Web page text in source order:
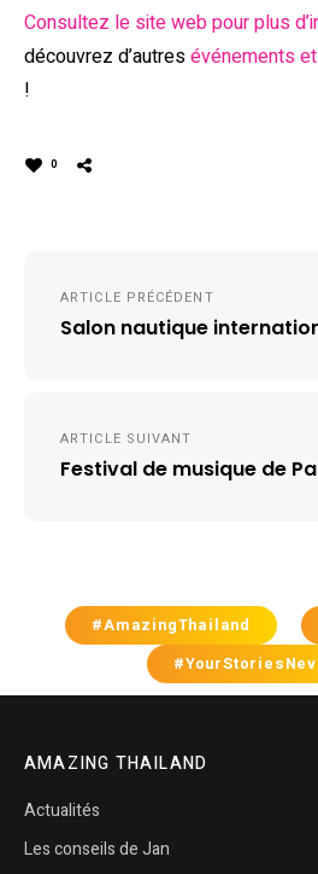
Consultez le site web pour plus
découvrez d’autresévénements
!
0
ARTICLE PRÉCÉDENT
Salon nautique
ARTICLE SUIVANT
Festival de musique de
#AmazingThailand
AMAZING THAILAND
Actualités
Les conseils de Jan